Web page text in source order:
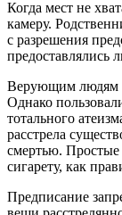
Когда мест не
камеру.
с разрешения
предоставлялись
Верующим людям
Однако
тотального
расстрела
смертью.
сигарету, как
Предписание